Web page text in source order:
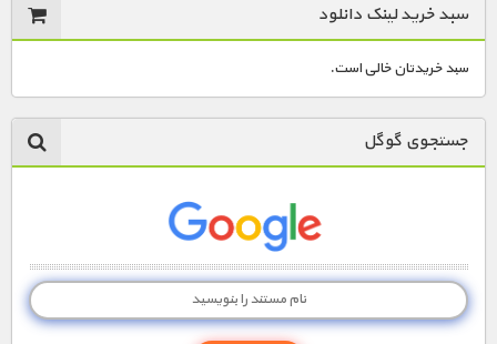
سبد خرید لینک دانلود
سبد خریدتان خالی است.
جستجوی گوگل